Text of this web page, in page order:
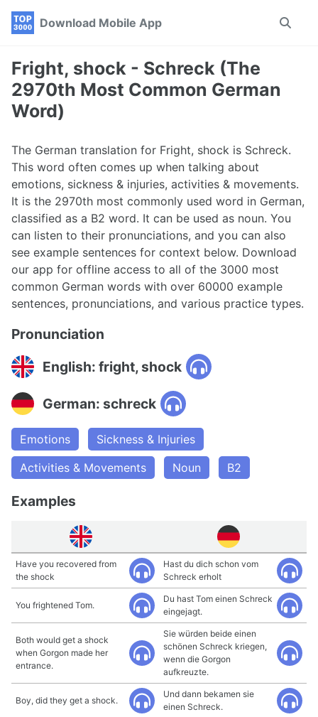
Skip
navigation
Skip
Skip
Download Mobile App
Toggle
Fright, shock - Schreck (The
2970th Most Common German
Word)
The German translation for Fright, shock is Schreck.
This word often comes up when talking about
emotions, sickness & injuries, activities & movements.
It is the 2970th most commonly used word in German,
classified as a B2 word. It can be used as noun. You
can listen to their pronunciations, and you can also
see example sentences for context below. Download
our app for offline access to all of the 3000 most
common German words with over 60000 example
sentences, pronunciations, and various practice types.
Pronunciation
English: fright, shock
German: schreck
Emotions
Sickness & Injuries
Activities & Movements
Noun B2
Examples
Have you recovered from
the shock
Hast du dich schon vom
Schreck erholt
You frightened Tom.
Du hast Tom einen Schreck
eingejagt.
Both would get a shock
when Gorgon made her
entrance.
Sie würden beide einen
schönen Schreck kriegen,
wenn die Gorgon
aufkreuzte.
Boy, did they get a shock.
Und dann bekamen sie
einen Schreck.